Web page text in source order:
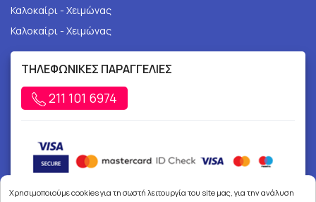
Καλοκαίρι - Χειμώνας
Καλοκαίρι - Χειμώνας
ΤΗΛΕΦΩΝΙΚΕΣ ΠΑΡΑΓΓΕΛΙΕΣ
211 101 6974
Χρησιμοποιούμε cookies για τη σωστή λειτουργία του site μας, για την ανάλυση